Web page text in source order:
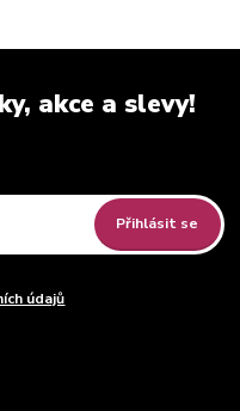
akce a slevy!
Přihlásit se
údajů